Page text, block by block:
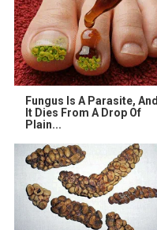
Fungus Is A Parasite, And
It Dies From A Drop Of
Plain...